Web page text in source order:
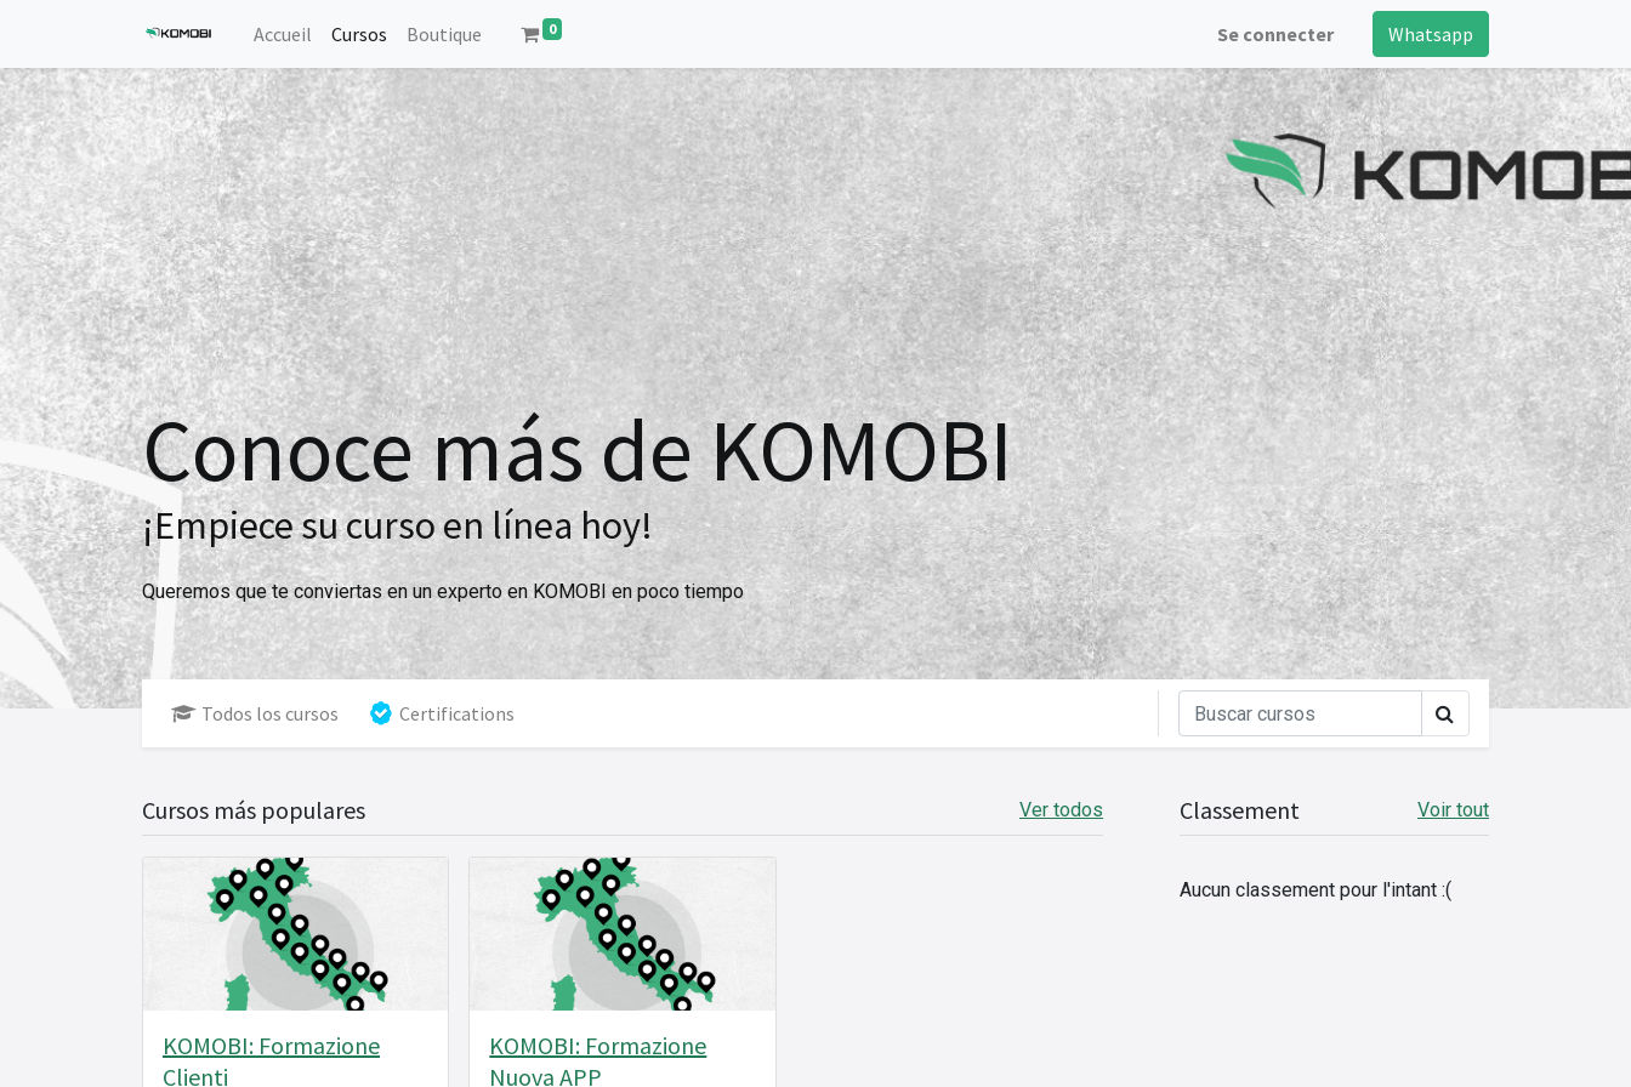
Accueil Cursos Boutique 0 Se connecter Whatsapp
Conoce más de KOMOBI
¡Empiece su curso en línea hoy!
Queremos que te conviertas en un experto en KOMOBI en poco tiempo
Todos los cursos Certifications
Voir tout
Classement
Aucun classement pour l'intant :(
Ver todos
Cursos más populares
KOMOBI: Formazione
Clienti
KOMOBI: Formazione
Nuova APP